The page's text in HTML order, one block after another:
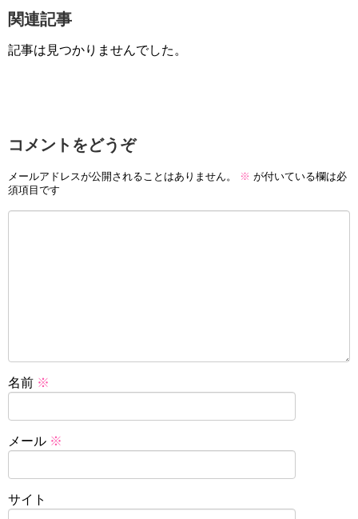
関連記事
記事は見つかりませんでした。
コメントをどうぞ
メールアドレスが公開されることはありません。 ※ が付いている欄は必
須項目です
名前 ※
メール ※
サイト